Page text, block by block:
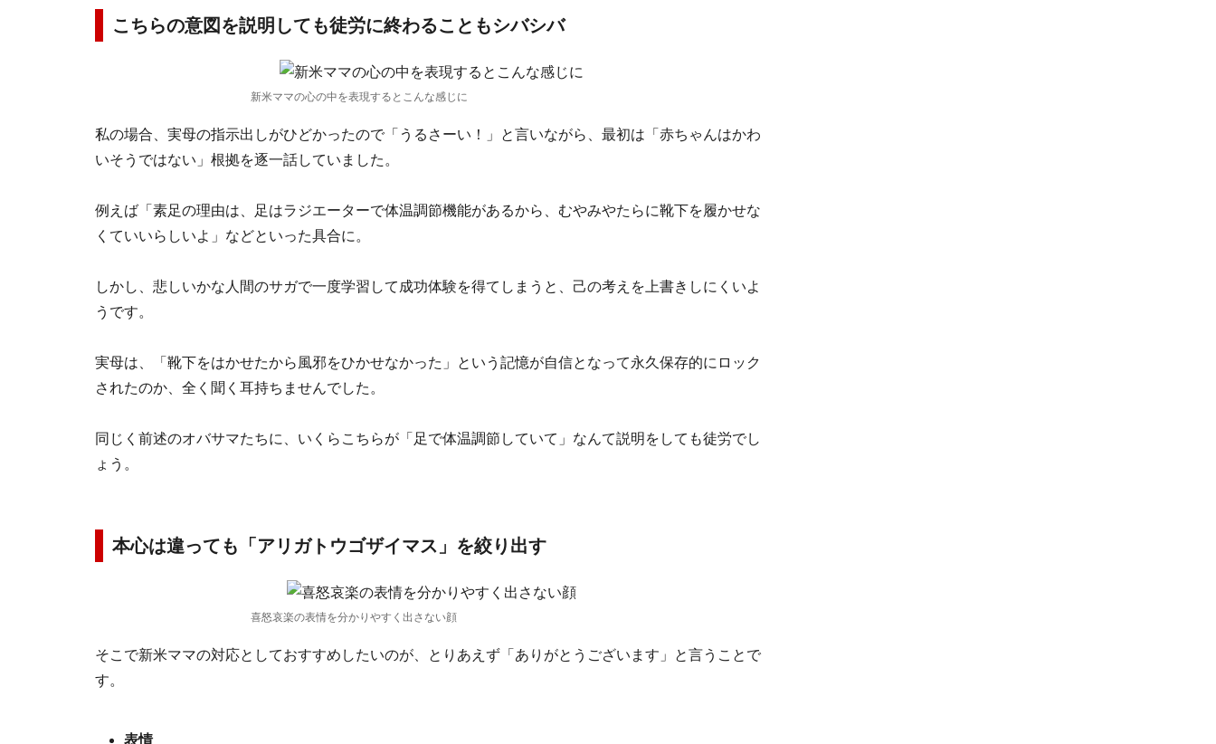
こちらの意図を説明しても徒労に終わることもシバシバ
新米ママの心の中を表現するとこんな感じに
私の場合、実母の指示出しがひどかったので「うるさーい！」と言いながら、最初は「赤ちゃんはかわ
いそうではない」根拠を逐一話していました。
例えば「素足の理由は、足はラジエーターで体温調節機能があるから、むやみやたらに靴下を履かせな
くていいらしいよ」などといった具合に。
しかし、悲しいかな人間のサガで一度学習して成功体験を得てしまうと、己の考えを上書きしにくいよ
うです。
実母は、「靴下をはかせたから風邪をひかせなかった」という記憶が自信となって永久保存的にロック
されたのか、全く聞く耳持ちませんでした。
同じく前述のオバサマたちに、いくらこちらが「足で体温調節していて」なんて説明をしても徒労でし
ょう。
本心は違っても「アリガトウゴザイマス」を絞り出す
喜怒哀楽の表情を分かりやすく出さない顔
そこで新米ママの対応としておすすめしたいのが、とりあえず「ありがとうございます」と言うことで
す。
表情